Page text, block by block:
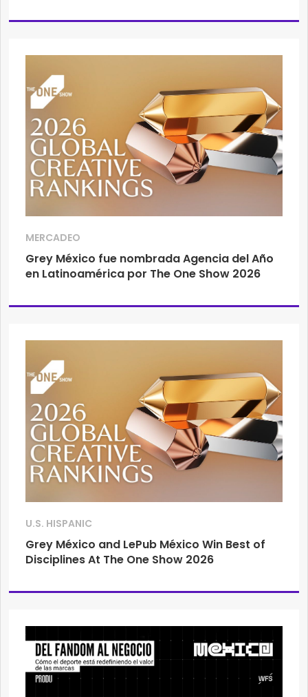
MERCADEO
Grey México fue nombrada Agencia del Año
en Latinoamérica por The One Show 2026
U.S. HISPANIC
Grey México and LePub México Win Best of
Disciplines At The One Show 2026